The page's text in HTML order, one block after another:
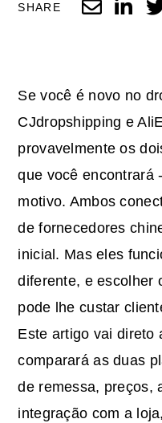
SHARE
Se você é novo no
CJdropshipping e
provavelmente os
que você encontrará
motivo. Ambos
de fornecedores
inicial. Mas eles
diferente, e escolher
pode lhe custar
Este artigo vai direto
comparará as duas
de remessa, preços,
integração com a